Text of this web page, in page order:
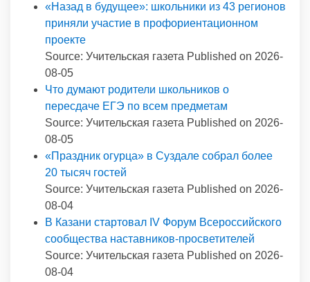
«Назад в будущее»: школьники из 43 регионов
приняли участие в профориентационном
проекте
Source: Учительская газета Published on 2026-
08-05
Что думают родители школьников о
пересдаче ЕГЭ по всем предметам
Source: Учительская газета Published on 2026-
08-05
«Праздник огурца» в Суздале собрал более
20 тысяч гостей
Source: Учительская газета Published on 2026-
08-04
В Казани стартовал IV Форум Всероссийского
сообщества наставников-просветителей
Source: Учительская газета Published on 2026-
08-04